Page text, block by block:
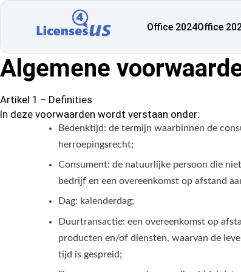
Office 2024Office
Algemene
Artikel 1 – Definities
In deze voorwaarden wordt verstaan onder:
Bedenktijd: de termijn waarbinnen de
herroepingsrecht;
Consument: de natuurlijke persoon die
bedrijf en een overeenkomst op afstand
Dag: kalenderdag;
Duurtransactie: een overeenkomst op
producten en/of diensten, waarvan de
tijd is gespreid;